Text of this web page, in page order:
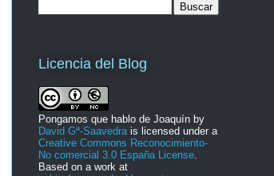
Licencia del Blog
Pongamos que hablo de Joaquín by
David Gª-Saavedrais licensed under a
Creative Commons Reconocimiento-
No comercial 3.0 España License.
Based on a work at